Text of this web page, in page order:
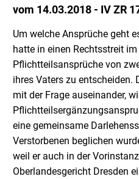
vom 14.03.2018 - IV ZR
Um welche Ansprüche geht
hatte in einen Rechtsstreit
Pflichtteilsansprüche von
ihres Vaters zu entscheiden.
mit der Frage auseinander,
eine gemeinsame
Verstorbenen beglichen
weil er auch in der
Oberlandesgericht Dresden